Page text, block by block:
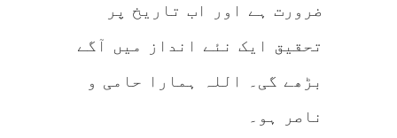
ضرورت ہے اور اب تاریخ پر
تحقیق ایک نئے انداز میں آگے
بڑھے گی۔ اللہ ہمارا حامی و
ناصر ہو۔